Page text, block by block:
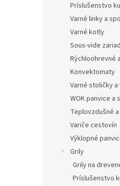
Príslušenstvo
Varné linky a
Varné kotly
Sous-vide
Rýchloohrevné
Konvektomaty
Varné stoličky a
WOK panvice a
Teplovzdušné
Variče cestovín
Výklopné
Grily
Grily na
Príslušenstvo